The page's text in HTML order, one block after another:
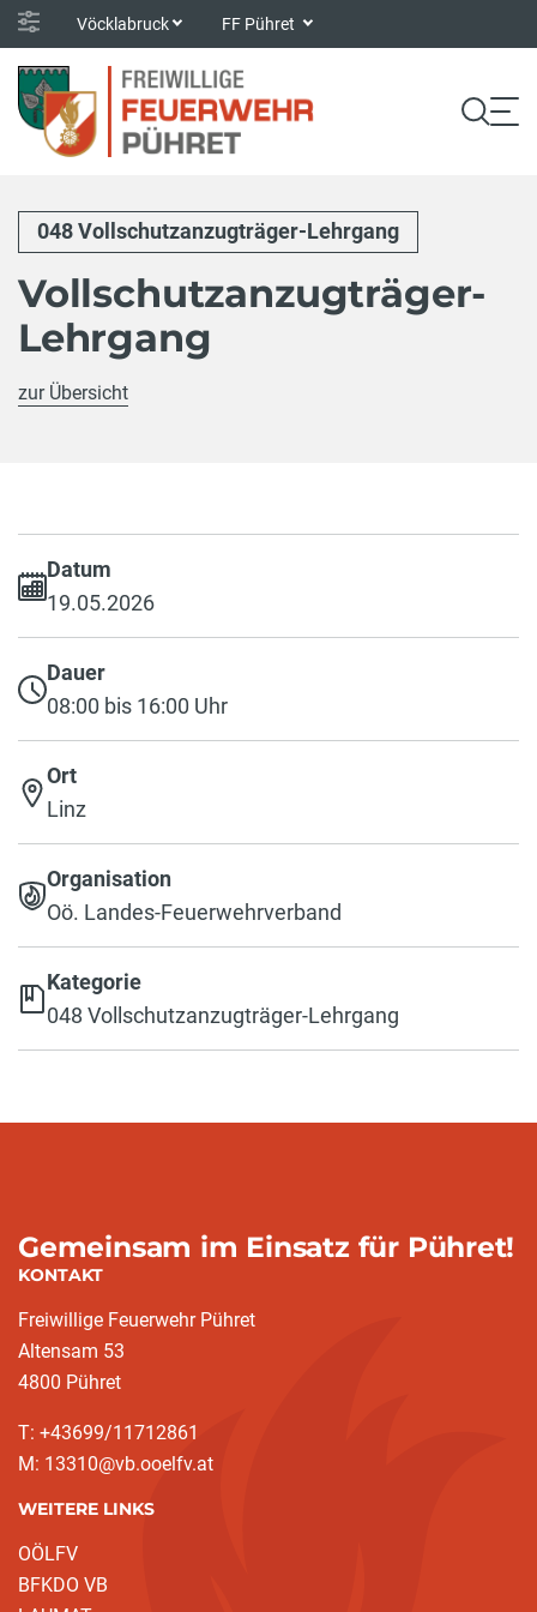
Vöcklabruck FF Pühret
048 Vollschutzanzugträger-Lehrgang
Vollschutzanzugträger-
Lehrgang
zur Übersicht
Datum
19.05.2026
Dauer
08:00 bis 16:00 Uhr
Ort
Linz
Organisation
Oö. Landes-Feuerwehrverband
Kategorie
048 Vollschutzanzugträger-Lehrgang
Gemeinsam im Einsatz für Pühret!
KONTAKT
Freiwillige Feuerwehr Pühret
Altensam 53
4800 Pühret
T: +43699/11712861
M: 13310@vb.ooelfv.at
WEITERE LINKS
OÖLFV
BFKDO VB